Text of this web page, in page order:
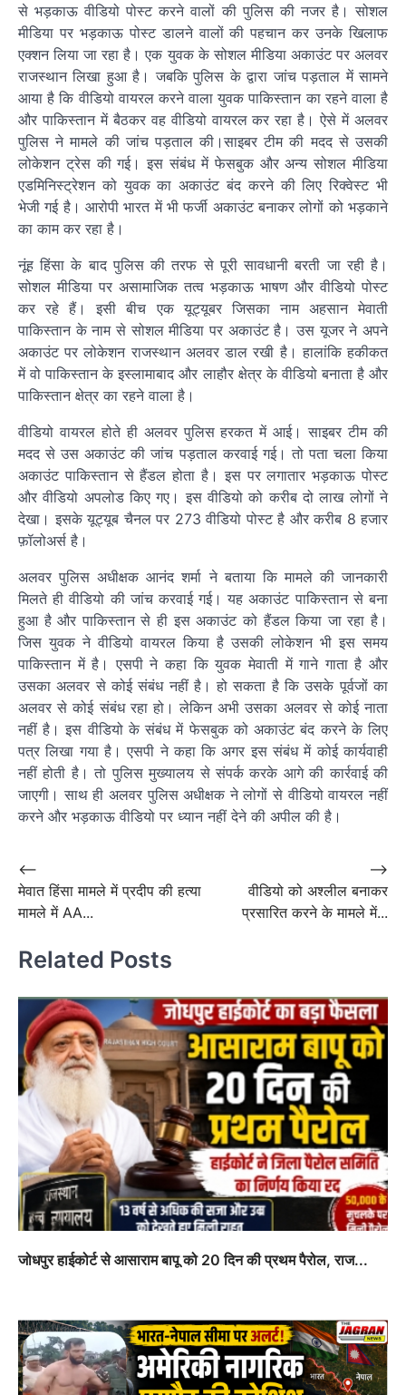
से भड़काऊ वीडियो पोस्ट करने वालों की पुलिस की नजर है। सोशल
मीडिया पर भड़काऊ पोस्ट डालने वालों की पहचान कर उनके खिलाफ
एक्शन लिया जा रहा है। एक युवक के सोशल मीडिया अकाउंट पर अलवर
राजस्थान लिखा हुआ है। जबकि पुलिस के द्वारा जांच पड़ताल में सामने
आया है कि वीडियो वायरल करने वाला युवक पाकिस्तान का रहने वाला है
और पाकिस्तान में बैठकर वह वीडियो वायरल कर रहा है। ऐसे में अलवर
पुलिस ने मामले की जांच पड़ताल की।साइबर टीम की मदद से उसकी
लोकेशन ट्रेस की गई। इस संबंध में फेसबुक और अन्य सोशल मीडिया
एडमिनिस्ट्रेशन को युवक का अकाउंट बंद करने की लिए रिक्वेस्ट भी
भेजी गई है। आरोपी भारत में भी फर्जी अकाउंट बनाकर लोगों को भड़काने
का काम कर रहा है।
नूंह हिंसा के बाद पुलिस की तरफ से पूरी सावधानी बरती जा रही है।
सोशल मीडिया पर असामाजिक तत्व भड़काऊ भाषण और वीडियो पोस्ट
कर रहे हैं। इसी बीच एक यूट्यूबर जिसका नाम अहसान मेवाती
पाकिस्तान के नाम से सोशल मीडिया पर अकाउंट है। उस यूजर ने अपने
अकाउंट पर लोकेशन राजस्थान अलवर डाल रखी है। हालांकि हकीकत
में वो पाकिस्तान के इस्लामाबाद और लाहौर क्षेत्र के वीडियो बनाता है और
पाकिस्तान क्षेत्र का रहने वाला है।
वीडियो वायरल होते ही अलवर पुलिस हरकत में आई। साइबर टीम की
मदद से उस अकाउंट की जांच पड़ताल करवाई गई। तो पता चला किया
अकाउंट पाकिस्तान से हैंडल होता है। इस पर लगातार भड़काऊ पोस्ट
और वीडियो अपलोड किए गए। इस वीडियो को करीब दो लाख लोगों ने
देखा। इसके यूट्यूब चैनल पर 273 वीडियो पोस्ट है और करीब 8 हजार
फ़ॉलोअर्स है।
अलवर पुलिस अधीक्षक आनंद शर्मा ने बताया कि मामले की जानकारी
मिलते ही वीडियो की जांच करवाई गई। यह अकाउंट पाकिस्तान से बना
हुआ है और पाकिस्तान से ही इस अकाउंट को हैंडल किया जा रहा है।
जिस युवक ने वीडियो वायरल किया है उसकी लोकेशन भी इस समय
पाकिस्तान में है। एसपी ने कहा कि युवक मेवाती में गाने गाता है और
उसका अलवर से कोई संबंध नहीं है। हो सकता है कि उसके पूर्वजों का
अलवर से कोई संबंध रहा हो। लेकिन अभी उसका अलवर से कोई नाता
नहीं है। इस वीडियो के संबंध में फेसबुक को अकाउंट बंद करने के लिए
पत्र लिखा गया है। एसपी ने कहा कि अगर इस संबंध में कोई कार्यवाही
नहीं होती है। तो पुलिस मुख्यालय से संपर्क करके आगे की कार्रवाई की
जाएगी। साथ ही अलवर पुलिस अधीक्षक ने लोगों से वीडियो वायरल नहीं
करने और भड़काऊ वीडियो पर ध्यान नहीं देने की अपील की है।
Post
navigation
⟵
मेवात हिंसा मामले में प्रदीप की हत्या
मामले में AA...
वीडियो को अश्लील बनाकर
प्रसारित करने के मामले में...
⟶
Related Posts
जोधपुर हाईकोर्ट से आसाराम बापू को 20 दिन की प्रथम पैरोल, राज...